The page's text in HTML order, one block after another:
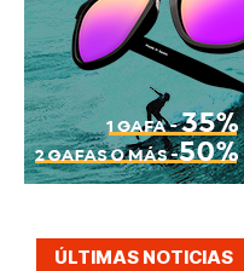
ÚLTIMAS NOTICIAS